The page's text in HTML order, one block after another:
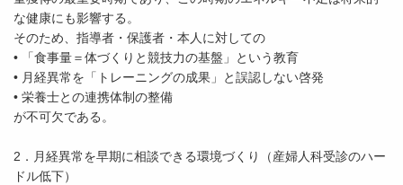
な健康にも影響する。
そのため、指導者・保護者・本人に対しての
• 「食事量＝体づくりと競技力の基盤」という教育
• 月経異常を「トレーニングの成果」と誤認しない啓発
• 栄養士との連携体制の整備
が不可欠である。
2．月経異常を早期に相談できる環境づくり（産婦人科受診のハー
ドル低下）